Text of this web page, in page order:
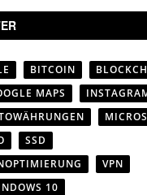
BITCOIN
MAPS
SSD
VPN
10